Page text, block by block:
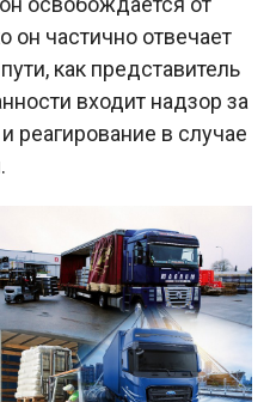
он частично отвечает
как представитель
входит надзор за
реагирование в случае